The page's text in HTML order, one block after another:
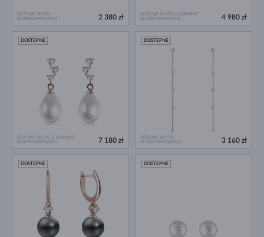
RÓŻOWE ZŁOTO
SŁODKOWODNYCH
2 380 zł
RÓŻOWE ZŁOTO & DIAMENT
SŁODKOWODNYCH
4 980 zł
RÓŻOWE ZŁOTO & DIAMENT
SŁODKOWODNYCH
DOSTĘPNE
7 180 zł
RÓŻOWE ZŁOTO
SŁODKOWODNYCH
DOSTĘPNE
3 160 zł
DOSTĘPNE DOSTĘPNE